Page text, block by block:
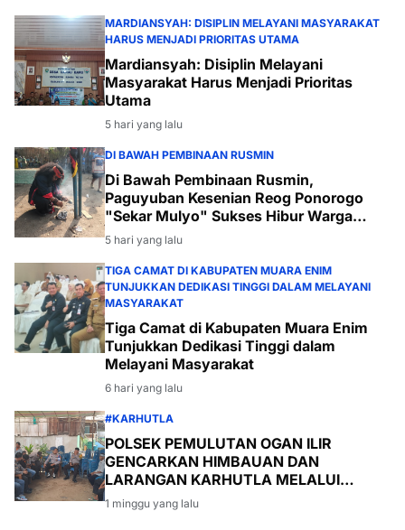
MARDIANSYAH: DISIPLIN MELAYANI MASYARAKAT
HARUS MENJADI PRIORITAS UTAMA
Mardiansyah: Disiplin Melayani
Masyarakat Harus Menjadi Prioritas
Utama
5 hari yang lalu
DI BAWAH PEMBINAAN RUSMIN
Di Bawah Pembinaan Rusmin,
Paguyuban Kesenian Reog Ponorogo
"Sekar Mulyo" Sukses Hibur Warga
Desa Payabakal
5 hari yang lalu
TIGA CAMAT DI KABUPATEN MUARA ENIM
TUNJUKKAN DEDIKASI TINGGI DALAM MELAYANI
MASYARAKAT
Tiga Camat di Kabupaten Muara Enim
Tunjukkan Dedikasi Tinggi dalam
Melayani Masyarakat
6 hari yang lalu
#KARHUTLA
POLSEK PEMULUTAN OGAN ILIR
GENCARKAN HIMBAUAN DAN
LARANGAN KARHUTLA MELALUI
PROGRAM TSKD (TOURING SAMBANG
KE DESA-DESA
1 minggu yang lalu